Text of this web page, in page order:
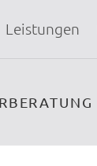
Leistungen